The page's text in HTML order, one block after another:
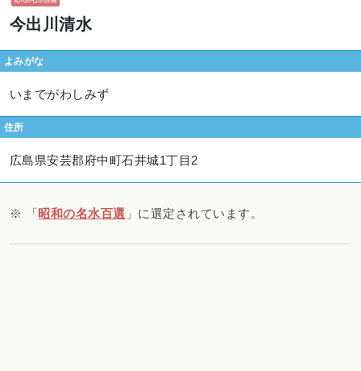
今出川清水
よみがな
いまでがわしみず
住所
広島県安芸郡府中町石井城1丁目2
※ 「昭和の名水百選 」に選定されています。